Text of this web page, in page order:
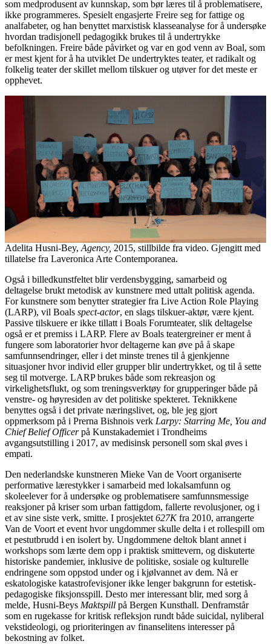
som medprodusent av kunnskap, som bør læres til å problematisere,
ikke programmeres. Spesielt engasjerte Freire seg for fattige og
analfabeter, og han benyttet marxistisk klasseanalyse for å undersøke
hvordan tradisjonell pedagogikk brukes til å undertrykke
befolkningen. Freire både påvirket og var en god venn av Boal, som
er mest kjent for å ha utviklet De undertryktes teater, et radikalt og
folkelig teater der skillet mellom tilskuer og utøver for det meste er
opphevet.
Adelita Husni-Bey, Agency, 2015, stillbilde fra video. Gjengitt med
tillatelse fra Laveronica Arte Contemporanea.
Også i billedkunstfeltet blir verdensbygging, samarbeid og
deltagelse brukt metodisk av kunstnere med uttalt politisk agenda.
For kunstnere som benytter strategier fra Live Action Role Playing
(LARP), vil Boals spect-actor, en slags tilskuer-aktør, være kjent.
Passive tilskuere er ikke tillatt i Boals Forumteater, slik deltagelse
også er et premiss i LARP. Flere av Boals teatergreiner er ment å
fungere som laboratorier hvor deltagerne kan øve på å skape
samfunnsendringer, eller i det minste trenes til å gjenkjenne
situasjoner hvor individ eller grupper blir undertrykket, og til å sette
seg til motverge. LARP brukes både som rekreasjon og
virkelighetsflukt, og som treningsverktøy for grupperinger både på
venstre- og høyresiden av det politiske spekteret. Teknikkene
benyttes også i det private næringslivet, og, ble jeg gjort
oppmerksom på i Prerna Bishnois verk Larpy: Starring Me, You and
Chief Belief Officerpå Kunstakademiet i Trondheims
avgangsutstilling i 2017, av medisinsk personell som skal øves i
empati.
Den nederlandske kunstneren Mieke Van de Voort organiserte
performative lærestykker i samarbeid med lokalsamfunn og
skoleelever for å undersøke og problematisere samfunnsmessige
reaksjoner på kriser som urban fattigdom, fallerte revolusjoner, og i
et av sine siste verk, smitte. I prosjektet 627Kfra 2010, arrangerte
Van de Voort et event hvor ungdommer skulle delta i et rollespill om
et pestutbrudd i en isolert by. Ungdommene deltok blant annet i
workshops som lærte dem opp i praktisk smittevern, og diskuterte
historiske pandemier, inklusive de politiske, sosiale og kulturelle
endringene som oppstod under og i kjølvannet av dem. Nå er
eskatologiske katastrofevisjoner ikke lenger bakgrunn for estetisk-
pedagogiske fiksjonsspill. Desto mer interessant blir, med sorg å
melde, Husni-Beys Maktspill på Bergen Kunsthall. Denframstår
som en rugekasse for kritisk refleksjon rundt både suicidal, nyliberal
vekstideologi, og prioriteringen av finanselitens interesser på
bekostning av folket.